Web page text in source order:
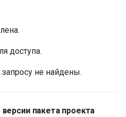
доступа.
не найдены.
пакета проекта